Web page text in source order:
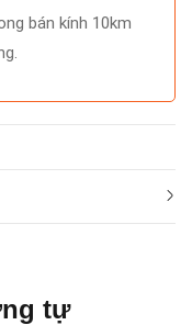
bán kính 10km
tự